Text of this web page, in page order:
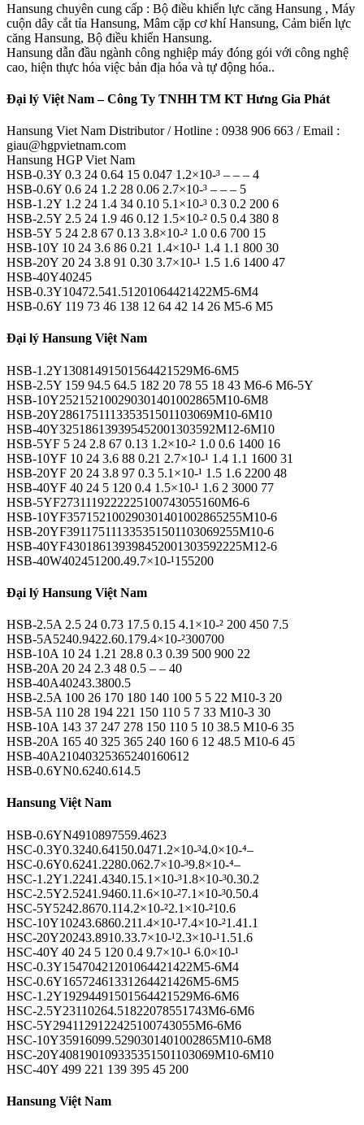
Hansung chuyên cung cấp : Bộ điều khiển lực căng Hansung , Máy
cuộn dây cắt tỉa Hansung, Mâm cặp cơ khí Hansung, Cảm biến lực
căng Hansung, Bộ điều khiển Hansung.
Hansung dẫn đầu ngành công nghiệp máy đóng gói với công nghệ
cao, hiện thực hóa việc bản địa hóa và tự động hóa..
Đại lý Việt Nam – Công Ty TNHH TM KT Hưng Gia Phát
Hansung Viet Nam Distributor / Hotline : 0938 906 663 / Email :
giau@hgpvietnam.com
Hansung HGP Viet Nam
HSB-0.3Y 0.3 24 0.64 15 0.047 1.2×10-³ – – – 4
HSB-0.6Y 0.6 24 1.2 28 0.06 2.7×10-³ – – – 5
HSB-1.2Y 1.2 24 1.4 34 0.10 5.1×10-³ 0.3 0.2 200 6
HSB-2.5Y 2.5 24 1.9 46 0.12 1.5×10-² 0.5 0.4 380 8
HSB-5Y 5 24 2.8 67 0.13 3.8×10-² 1.0 0.6 700 15
HSB-10Y 10 24 3.6 86 0.21 1.4×10-¹ 1.4 1.1 800 30
HSB-20Y 20 24 3.8 91 0.30 3.7×10-¹ 1.5 1.6 1400 47
HSB-40Y40245
HSB-0.3Y10472.541.51201064421422M5-6M4
HSB-0.6Y 119 73 46 138 12 64 42 14 26 M5-6 M5
Đại lý Hansung Việt Nam
HSB-1.2Y13081491501564421529M6-6M5
HSB-2.5Y 159 94.5 64.5 182 20 78 55 18 43 M6-6 M6-5Y
HSB-10Y252152100290301401002865M10-6M8
HSB-20Y286175111335351501103069M10-6M10
HSB-40Y325186139395452001303592M12-6M10
HSB-5YF 5 24 2.8 67 0.13 1.2×10-² 1.0 0.6 1400 16
HSB-10YF 10 24 3.6 88 0.21 2.7×10-¹ 1.4 1.1 1600 31
HSB-20YF 20 24 3.8 97 0.3 5.1×10-¹ 1.5 1.6 2200 48
HSB-40YF 40 24 5 120 0.4 1.5×10-¹ 1.6 2 3000 77
HSB-5YF2731119222225100743055160M6-6
HSB-10YF357152100290301401002865255M10-6
HSB-20YF391175111335351501103069255M10-6
HSB-40YF430186139398452001303592225M12-6
HSB-40W402451200.49.7×10-¹155200
Đại lý Hansung Việt Nam
HSB-2.5A 2.5 24 0.73 17.5 0.15 4.1×10-² 200 450 7.5
HSB-5A5240.9422.60.179.4×10-²300700
HSB-10A 10 24 1.21 28.8 0.3 0.39 500 900 22
HSB-20A 20 24 2.3 48 0.5 – – 40
HSB-40A40243.3800.5
HSB-2.5A 100 26 170 180 140 100 5 5 22 M10-3 20
HSB-5A 110 28 194 221 150 110 5 7 33 M10-3 30
HSB-10A 143 37 247 278 150 110 5 10 38.5 M10-6 35
HSB-20A 165 40 325 365 240 160 6 12 48.5 M10-6 45
HSB-40A21040325365240160612
HSB-0.6YN0.6240.614.5
Hansung Việt Nam
HSB-0.6YN4910897559.4623
HSC-0.3Y0.3240.64150.0471.2×10-³4.0×10-⁴–
HSC-0.6Y0.6241.2280.062.7×10-³9.8×10-⁴–
HSC-1.2Y1.2241.4340.15.1×10-³1.8×10-³0.30.2
HSC-2.5Y2.5241.9460.11.6×10-²7.1×10-³0.50.4
HSC-5Y5242.8670.114.2×10-²2.1×10-²10.6
HSC-10Y10243.6860.211.4×10-¹7.4×10-²1.41.1
HSC-20Y20243.8910.33.7×10-¹2.3×10-¹1.51.6
HSC-40Y 40 24 5 120 0.4 9.7×10-¹ 6.0×10-¹
HSC-0.3Y15470421201064421422M5-6M4
HSC-0.6Y16572461331264421426M5-6M5
HSC-1.2Y19294491501564421529M6-6M6
HSC-2.5Y23110264.51822078551743M6-6M6
HSC-5Y2941129122425100743055M6-6M6
HSC-10Y35916099.5290301401002865M10-6M8
HSC-20Y408190109335351501103069M10-6M10
HSC-40Y 499 221 139 395 45 200
Hansung Việt Nam